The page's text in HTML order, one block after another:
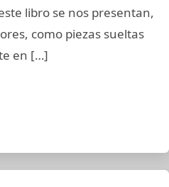
libro se nos presentan,
como piezas sueltas
en […]